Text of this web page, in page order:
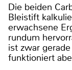
Die beiden
Bleistift
erwachsene
rundum
ist zwar
funktioniert